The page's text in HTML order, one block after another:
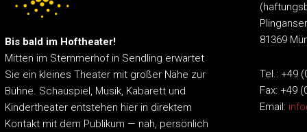
Bis bald im Hoftheater!
Mitten im Stemmerhof in Sendling erwartet
Sie ein kleines Theater mit großer Nähe zur
Bühne. Schauspiel, Musik, Kabarett und
Kindertheater entstehen hier in direktem
Kontakt mit dem Publikum — nah, persönlich
81369
Tel.: +49
Fax: +49
Email: